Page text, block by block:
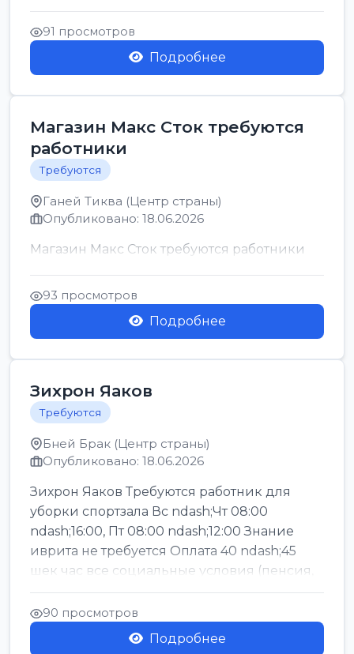
позицию возможна дом...
91 просмотров
Подробнее
Магазин Макс Сток требуются
работники
Требуются
Ганей Тиква (Центр страны)
Опубликовано: 18.06.2026
Магазин Макс Сток требуются работники
93 просмотров
Подробнее
Зихрон Яаков
Требуются
Бней Брак (Центр страны)
Опубликовано: 18.06.2026
Зихрон Яаков Требуются работник для
уборки спортзала Вс ndash;Чт 08:00
ndash;16:00, Пт 08:00 ndash;12:00 Знание
иврита не требуется Оплата 40 ndash;45
шек час все социальные условия (пенсия,
керен ишт...
90 просмотров
Подробнее